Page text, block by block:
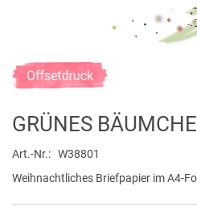
Zum
Anfang
Bildergalerie
GRÜNES
Art.-Nr.
W38801
Weihnachtliches Briefpapier im A4-